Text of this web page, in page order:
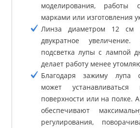
моделирования, работы
марками или изготовления
Линза диаметром 12 см
двукратное
подсветка лупы с лампой
делает работу менее
Благодаря зажиму лупа
может
поверхности или на полке.
обеспечивают
регулирования,